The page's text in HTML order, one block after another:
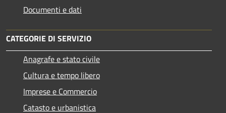
Documenti e dati
CATEGORIE DI SERVIZIO
Anagrafe e stato civile
Cultura e tempo libero
Imprese e Commercio
Catasto e urbanistica